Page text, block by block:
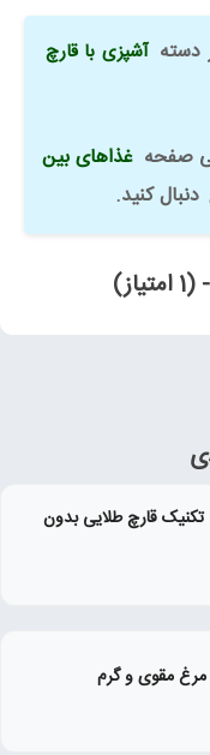
دسته آشپزی با قارچ
صفحه غذاهای بین
دنبال کنید.
تکنیک قارچ طلایی بدون
مرغ مقوی و گرم